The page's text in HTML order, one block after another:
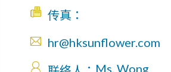
传真：
hr@hksunflower.com
Ms. Wong